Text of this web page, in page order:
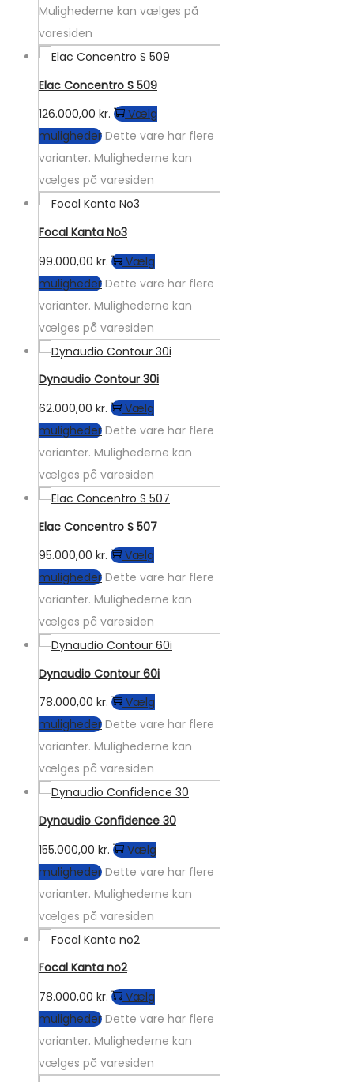
Mulighederne kan vælges på
varesiden
Elac Concentro S 509
126.000,00 kr.
Vælg
muligheder Dette vare har flere
varianter. Mulighederne kan
vælges på varesiden
Focal Kanta No3
99.000,00 kr.
Vælg
muligheder Dette vare har flere
varianter. Mulighederne kan
vælges på varesiden
Dynaudio Contour 30i
62.000,00 kr.
Vælg
muligheder Dette vare har flere
varianter. Mulighederne kan
vælges på varesiden
Elac Concentro S 507
95.000,00 kr.
Vælg
muligheder Dette vare har flere
varianter. Mulighederne kan
vælges på varesiden
Dynaudio Contour 60i
78.000,00 kr.
Vælg
muligheder Dette vare har flere
varianter. Mulighederne kan
vælges på varesiden
Dynaudio Confidence 30
155.000,00 kr.
Vælg
muligheder Dette vare har flere
varianter. Mulighederne kan
vælges på varesiden
Focal Kanta no2
78.000,00 kr.
Vælg
muligheder Dette vare har flere
varianter. Mulighederne kan
vælges på varesiden